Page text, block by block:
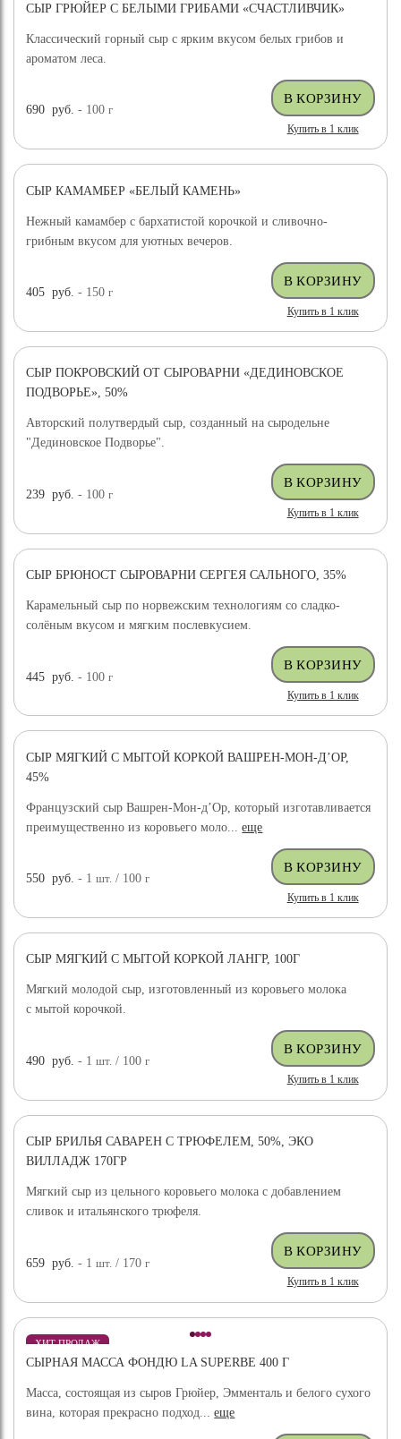
СЫР ГРЮЙЕР С БЕЛЫМИ ГРИБАМИ «СЧАСТЛИВЧИК»
Классический горный сыр с ярким вкусом белых грибов и
ароматом леса.
690 руб. - 100г
Купить в 1 клик
СЫР КАМАМБЕР «БЕЛЫЙ КАМЕНЬ»
Нежный камамбер с бархатистой корочкой и сливочно-
грибным вкусом для уютных вечеров.
405 руб. - 150г
Купить в 1 клик
СЫР ПОКРОВСКИЙ ОТ СЫРОВАРНИ «ДЕДИНОВСКОЕ
ПОДВОРЬЕ», 50%
Авторский полутвердый сыр, созданный на сыродельне
"Дединовское Подворье".
239 руб. - 100г
Купить в 1 клик
ХИТ ПРОДАЖ
СЫР БРЮНОСТ СЫРОВАРНИ СЕРГЕЯ САЛЬНОГО, 35%
Карамельный сыр по норвежским технологиям со сладко-
солёным вкусом и мягким послевкусием.
445 руб. - 100г
Купить в 1 клик
СЫР МЯГКИЙ С МЫТОЙ КОРКОЙ ВАШРЕН-МОН-Д’ОР,
45%
Французский сыр Вашрен-Мон-д’Ор, который изготавливается
преимущественно из коровьего моло...еще
550 руб. - 1шт. / 100г
Купить в 1 клик
СЫР МЯГКИЙ С МЫТОЙ КОРКОЙ ЛАНГР, 100Г
Мягкий молодой сыр, изготовленный из коровьего молока
с мытой корочкой.
490 руб. - 1шт. / 100г
Купить в 1 клик
СЫР БРИЛЬЯ САВАРЕН С ТРЮФЕЛЕМ, 50%, ЭКО
ВИЛЛАДЖ 170ГР
Мягкий сыр из цельного коровьего молока с добавлением
сливок и итальянского трюфеля.
659 руб. - 1шт. / 170г
Купить в 1 клик
ХИТ ПРОДАЖ
СЫРНАЯ МАССА ФОНДЮ LA SUPERBE 400 Г
Масса, состоящая из сыров Грюйер, Эмменталь и белого сухого
вина, которая прекрасно подход...еще